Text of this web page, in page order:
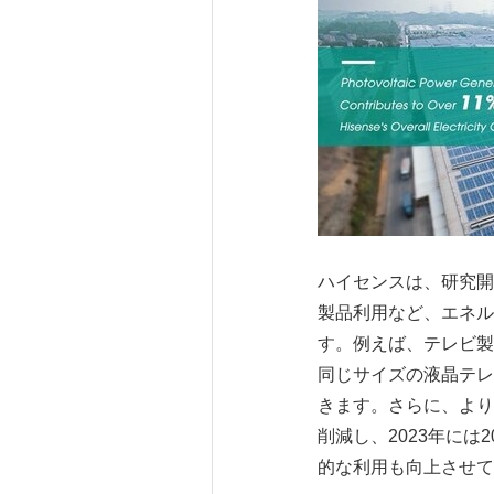
ハイセンスは、研究
製品利用など、エネ
す。例えば、テレビ
同じサイズの液晶テ
きます。さらに、よ
削減し、2023年には
的な利用も向上させ